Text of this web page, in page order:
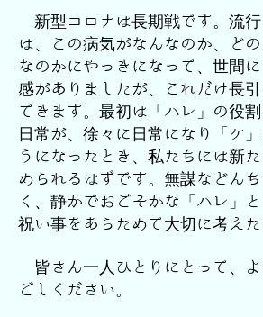
新型コロナは長期戦です。流
は、この病気がなんなのか、ど
なのかにやっきになって、世間
感がありましたが、これだけ長
てきます。最初は「ハレ」の役
日常が、徐々に日常になり「ケ
うになったとき、私たちには新
められるはずです。無謀などん
く、静かでおごそかな「ハレ」
祝い事をあらためて大切に考えた
皆さん一人ひとりにとって、
ごしください。